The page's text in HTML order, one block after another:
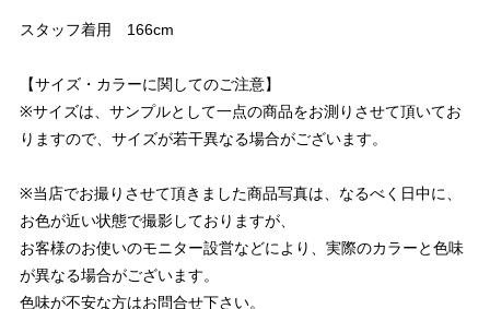
スタッフ着用 166cm
【サイズ・カラーに関してのご注意】
※サイズは、サンプルとして一点の商品をお測りさせて頂いてお
りますので、サイズが若干異なる場合がございます。
※当店でお撮りさせて頂きました商品写真は、なるべく日中に、
お色が近い状態で撮影しておりますが、
お客様のお使いのモニター設営などにより、実際のカラーと色味
が異なる場合がございます。
色味が不安な方はお問合せ下さい。